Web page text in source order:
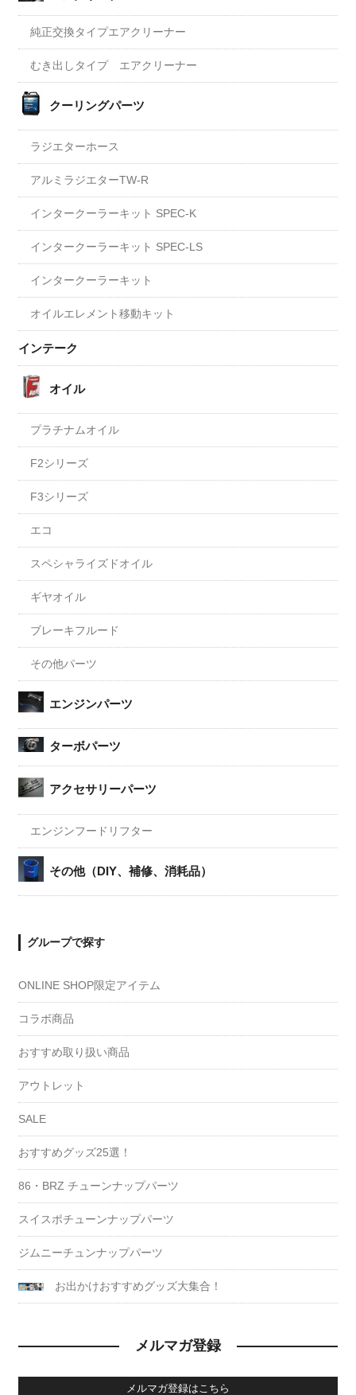
純正交換タイプエアクリーナー
むき出しタイプ エアクリーナー
クーリングパーツ
ラジエターホース
アルミラジエターTW-R
インタークーラーキット SPEC-K
インタークーラーキット SPEC-LS
インタークーラーキット
オイルエレメント移動キット
インテーク
オイル
プラチナムオイル
F2シリーズ
F3シリーズ
エコ
スペシャライズドオイル
ギヤオイル
ブレーキフルード
その他パーツ
エンジンパーツ
ターボパーツ
アクセサリーパーツ
エンジンフードリフター
その他（DIY、補修、消耗品）
グループで探す
ONLINE SHOP限定アイテム
コラボ商品
おすすめ取り扱い商品
アウトレット
SALE
おすすめグッズ25選！
86・BRZ チューンナップパーツ
スイスポチューンナップパーツ
ジムニーチュンナップパーツ
お出かけおすすめグッズ大集合！
メルマガ登録
メルマガ登録はこちら